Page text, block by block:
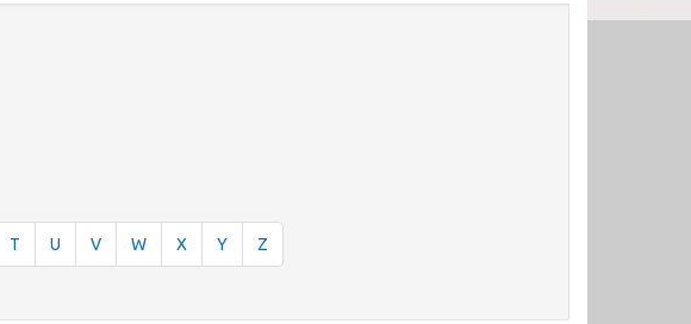
T U V W X Y Z